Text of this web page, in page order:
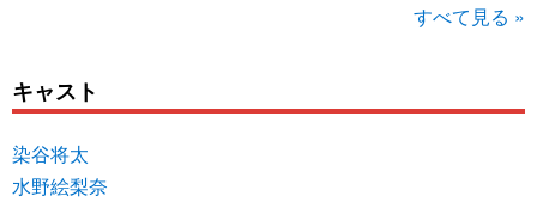
すべて見る »
キャスト
染谷将太
水野絵梨奈